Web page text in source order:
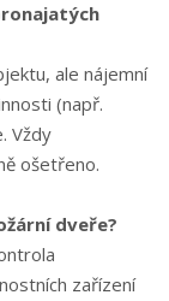
ale nájemní
(např.
Vždy
ošetřeno.
dveře?
zařízení